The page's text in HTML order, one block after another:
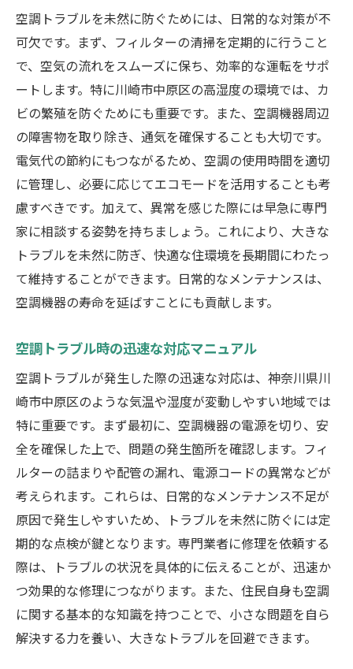
空調トラブルを未然に防ぐためには、日常的な対策が不
可欠です。まず、フィルターの清掃を定期的に行うこと
で、空気の流れをスムーズに保ち、効率的な運転をサポ
ートします。特に川崎市中原区の高湿度の環境では、カ
ビの繁殖を防ぐためにも重要です。また、空調機器周辺
の障害物を取り除き、通気を確保することも大切です。
電気代の節約にもつながるため、空調の使用時間を適切
に管理し、必要に応じてエコモードを活用することも考
慮すべきです。加えて、異常を感じた際には早急に専門
家に相談する姿勢を持ちましょう。これにより、大きな
トラブルを未然に防ぎ、快適な住環境を長期間にわたっ
て維持することができます。日常的なメンテナンスは、
空調機器の寿命を延ばすことにも貢献します。
空調トラブル時の迅速な対応マニュアル
空調トラブルが発生した際の迅速な対応は、神奈川県川
崎市中原区のような気温や湿度が変動しやすい地域では
特に重要です。まず最初に、空調機器の電源を切り、安
全を確保した上で、問題の発生箇所を確認します。フィ
ルターの詰まりや配管の漏れ、電源コードの異常などが
考えられます。これらは、日常的なメンテナンス不足が
原因で発生しやすいため、トラブルを未然に防ぐには定
期的な点検が鍵となります。専門業者に修理を依頼する
際は、トラブルの状況を具体的に伝えることが、迅速か
つ効果的な修理につながります。また、住民自身も空調
に関する基本的な知識を持つことで、小さな問題を自ら
解決する力を養い、大きなトラブルを回避できます。